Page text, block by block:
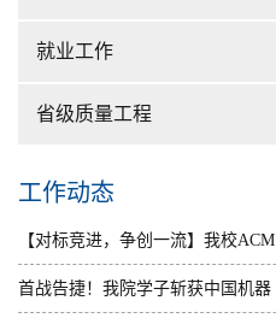
就业工作
省级质量工程
工作动态
【对标竞进，争创一流】我校ACM
集训...
首战告捷！我院学子斩获中国机器